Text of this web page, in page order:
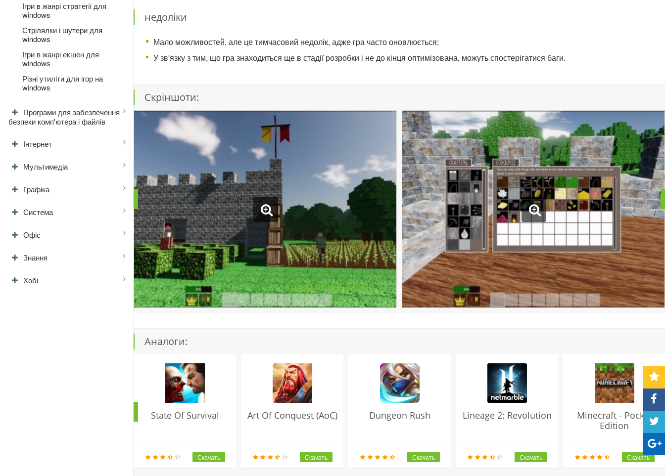
недоліки
Мало можливостей, але це тимчасовий недолік, адже гра часто оновлюється;
У зв'язку з тим, що гра знаходиться ще в стадії розробки і не до кінця оптимізована, можуть спостерігатися баги.
Скріншоти:
Аналоги:
State Of Survival Art Of Conquest (AoC) Dungeon Rush Lineage 2: Revolution
Minecraft - Pocket
Edition
Ігри в жанрі стратегії для
windows
Стрілялки і шутери для
windows
Ігри в жанрі екшен для
windows
Різні утиліти для ігор на
windows
Програми для забезпечення
безпеки комп'ютера і файлів
Інтернет
Мультимедіа
Графіка
Система
Офіс
Знання
Хобі